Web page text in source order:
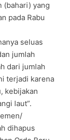
(bahari) yang
pada Rabu
seluas
jumlah
dari jumlah
terjadi karena
kebijakan
laut”.
dihapus